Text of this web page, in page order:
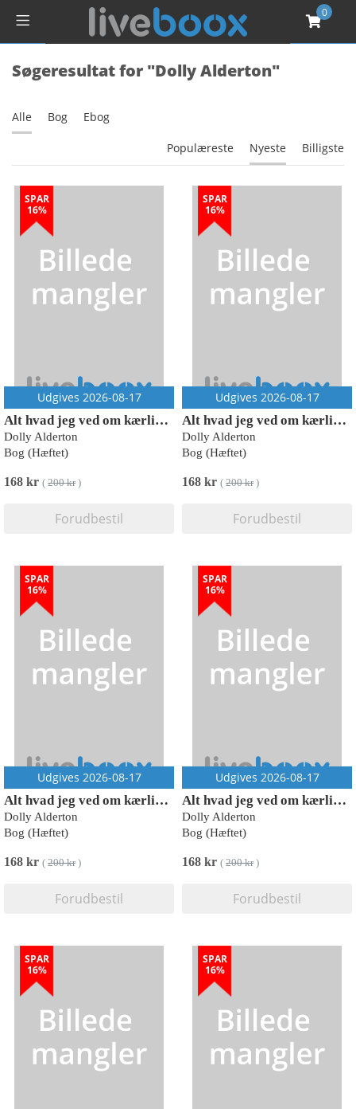
0
Søgeresultat for "Dolly Alderton"
Alle Bog Ebog
Populæreste Nyeste Billigste
SPAR
16%
Udgives 2026-08-17
Alt hvad jeg ved om kærlighed
Dolly Alderton
Bog (Hæftet)
168 kr ( 200 kr)
Forudbestil
SPAR
16%
Udgives 2026-08-17
Alt hvad jeg ved om kærlighed
Dolly Alderton
Bog (Hæftet)
168 kr ( 200 kr)
Forudbestil
SPAR
16%
Udgives 2026-08-17
Alt hvad jeg ved om kærlighed
Dolly Alderton
Bog (Hæftet)
168 kr ( 200 kr)
Forudbestil
SPAR
16%
Udgives 2026-08-17
Alt hvad jeg ved om kærlighed
Dolly Alderton
Bog (Hæftet)
168 kr ( 200 kr)
Forudbestil
SPAR
16%
SPAR
16%